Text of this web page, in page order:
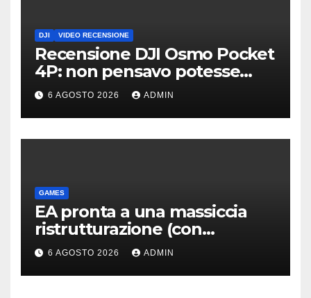
DJI VIDEO RECENSIONE
Recensione DJI Osmo Pocket
4P: non pensavo potesse
piacermi così tanto
6 AGOSTO 2026 ADMIN
GAMES
EA pronta a una massiccia
ristrutturazione (con
licenziamenti) dopo l’addio
alla Borsa?
6 AGOSTO 2026 ADMIN